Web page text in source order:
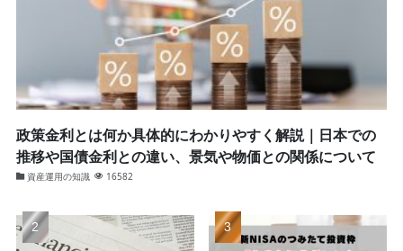
政策金利とは何か具体的にわかりやすく解説｜日本での
推移や国債金利との違い、景気や物価との関係について
資産運用の知識 16582